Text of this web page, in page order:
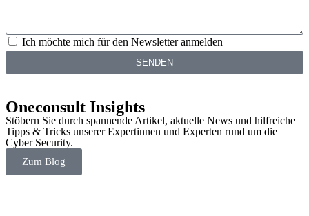
Ich möchte mich für den Newsletter anmelden
SENDEN
Oneconsult Insights
Stöbern Sie durch spannende Artikel, aktuelle News und hilfreiche
Tipps & Tricks unserer Expertinnen und Experten rund um die
Cyber Security.
Zum Blog